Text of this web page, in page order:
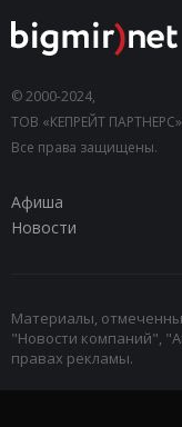
© 2000-2024,
ТОВ «КЕПРЕЙТ
Все права защищены.
Афиша
Новости
Материалы,
"Новости компаний",
правах рекламы.